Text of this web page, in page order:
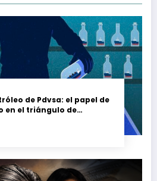
de Pdvsa: el papel de
en el triángulo de